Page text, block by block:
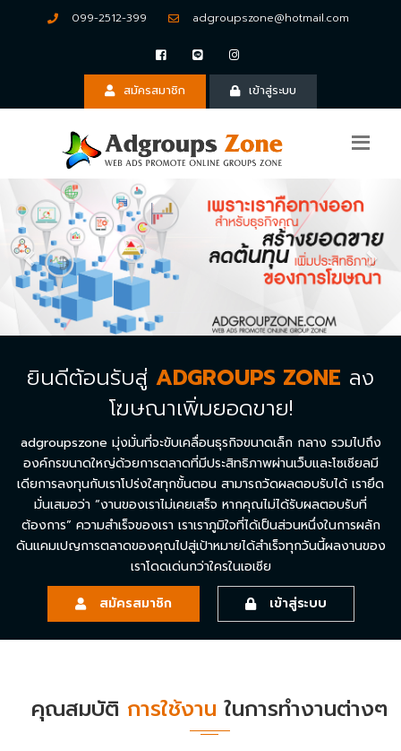
099-2512-399 adgroupszone@hotmail.com
สมัครสมาชิก เข้าสู่ระบบ
Previous
ยินดีต้อนรับสู่ ADGROUPS ZONE ลง
โฆษณาเพิ่มยอดขาย!
adgroupszone มุ่งมั่นที่จะขับเคลื่อนธุรกิจขนาดเล็ก กลาง รวมไปถึง
องค์กรขนาดใหญ่ด้วยการตลาดที่มีประสิทธิภาพผ่านเว็บและโซเชียลมี
เดียการลงทุนกับเราโปร่งใสทุกขั้นตอน สามารถวัดผลตอบรับได้ เรายึด
มั่นเสมอว่า “งานของเราไม่เคยเสร็จ หากคุณไม่ได้รับผลตอบรับที่
ต้องการ” ความสำเร็จของเรา เราเราภูมิใจที่ได้เป็นส่วนหนึ่งในการผลัก
ดันแคมเปญการตลาดของคุณไปสู่เป้าหมายได้สำเร็จทุกวันนี้ผลงานของ
เราโดดเด่นกว่าใครในเอเชีย
สมัครสมาชิก
เข้าสู่ระบบ
คุณสมบัติ การใช้งาน ในการทำงานต่างๆ